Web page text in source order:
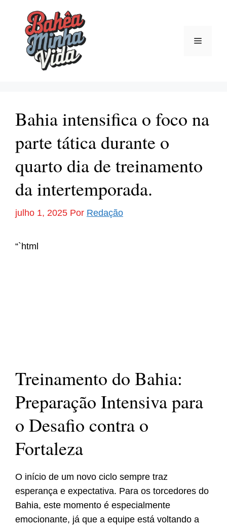
conteúdo
Menu
Bahia intensifica o foco na
parte tática durante o
quarto dia de treinamento
da intertemporada.
julho 1, 2025 Por Redação
“`html
Treinamento do Bahia:
Preparação Intensiva para
o Desafio contra o
Fortaleza
O início de um novo ciclo sempre traz
esperança e expectativa. Para os torcedores do
Bahia, este momento é especialmente
emocionante, já que a equipe está voltando a